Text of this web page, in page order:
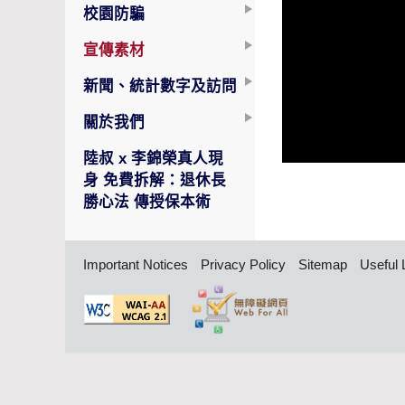
校園防騙
宣傳素材
新聞、統計數字及訪問
關於我們
陸叔 x 李錦榮真人現
身 免費拆解：退休長
勝心法 傳授保本術
Important Notices Privacy Policy Sitemap Useful